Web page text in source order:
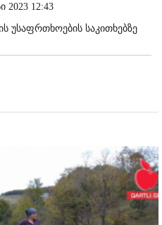
2023 12:43
უსაფრთხოების საკითხებზე